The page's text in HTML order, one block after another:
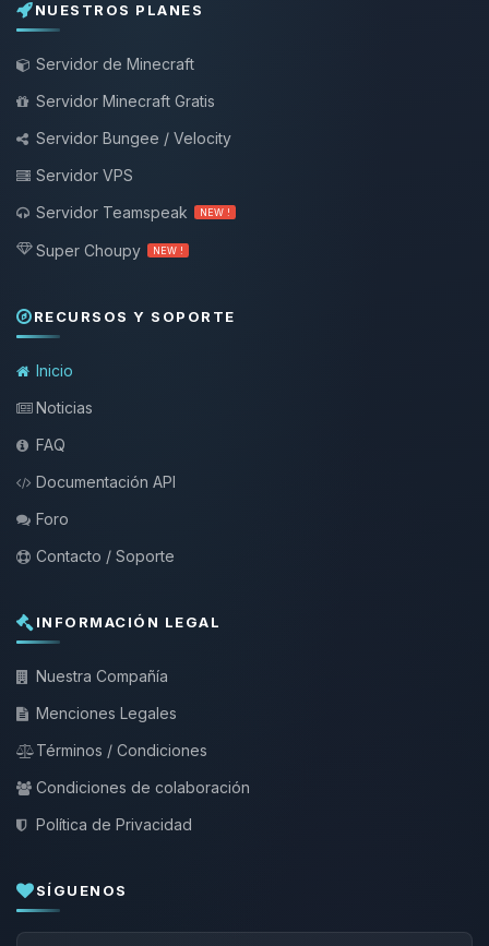
NUESTROS PLANES
Servidor de Minecraft
Servidor Minecraft Gratis
Servidor Bungee / Velocity
Servidor VPS
Servidor Teamspeak
NEW !
Super Choupy NEW !
RECURSOS Y SOPORTE
Inicio
Noticias
FAQ
Documentación API
Foro
Contacto / Soporte
INFORMACIÓN LEGAL
Nuestra Compañía
Menciones Legales
Términos / Condiciones
Condiciones de colaboración
Política de Privacidad
SÍGUENOS